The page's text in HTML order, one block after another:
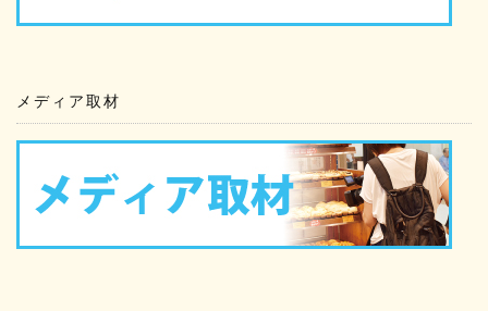
メディア取材